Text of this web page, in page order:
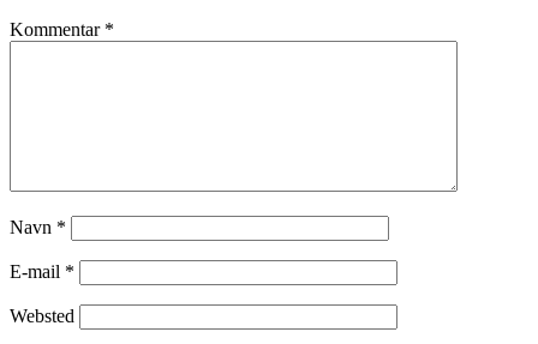
Kommentar *
Navn *
E-mail *
Websted